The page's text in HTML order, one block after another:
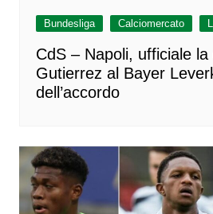
Bundesliga Calciomercato
CdS – Napoli, ufficiale
Gutierrez al Bayer
dell’accordo